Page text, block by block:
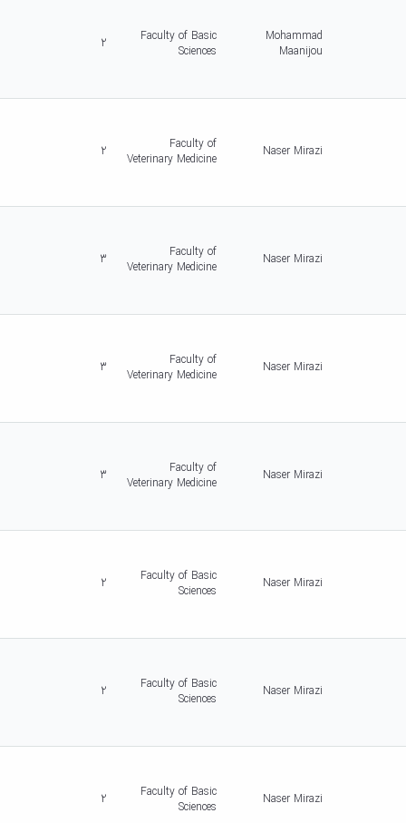
Mohammad
Maanijou
Faculty of Basic
Sciences
2
Naser Mirazi
Faculty of
Veterinary Medicine
2
Naser Mirazi
Faculty of
Veterinary Medicine
3
Naser Mirazi
Faculty of
Veterinary Medicine
3
Naser Mirazi
Faculty of
Veterinary Medicine
3
Naser Mirazi
Faculty of Basic
Sciences
2
Naser Mirazi
Faculty of Basic
Sciences
2
Naser Mirazi
Faculty of Basic
Sciences
2